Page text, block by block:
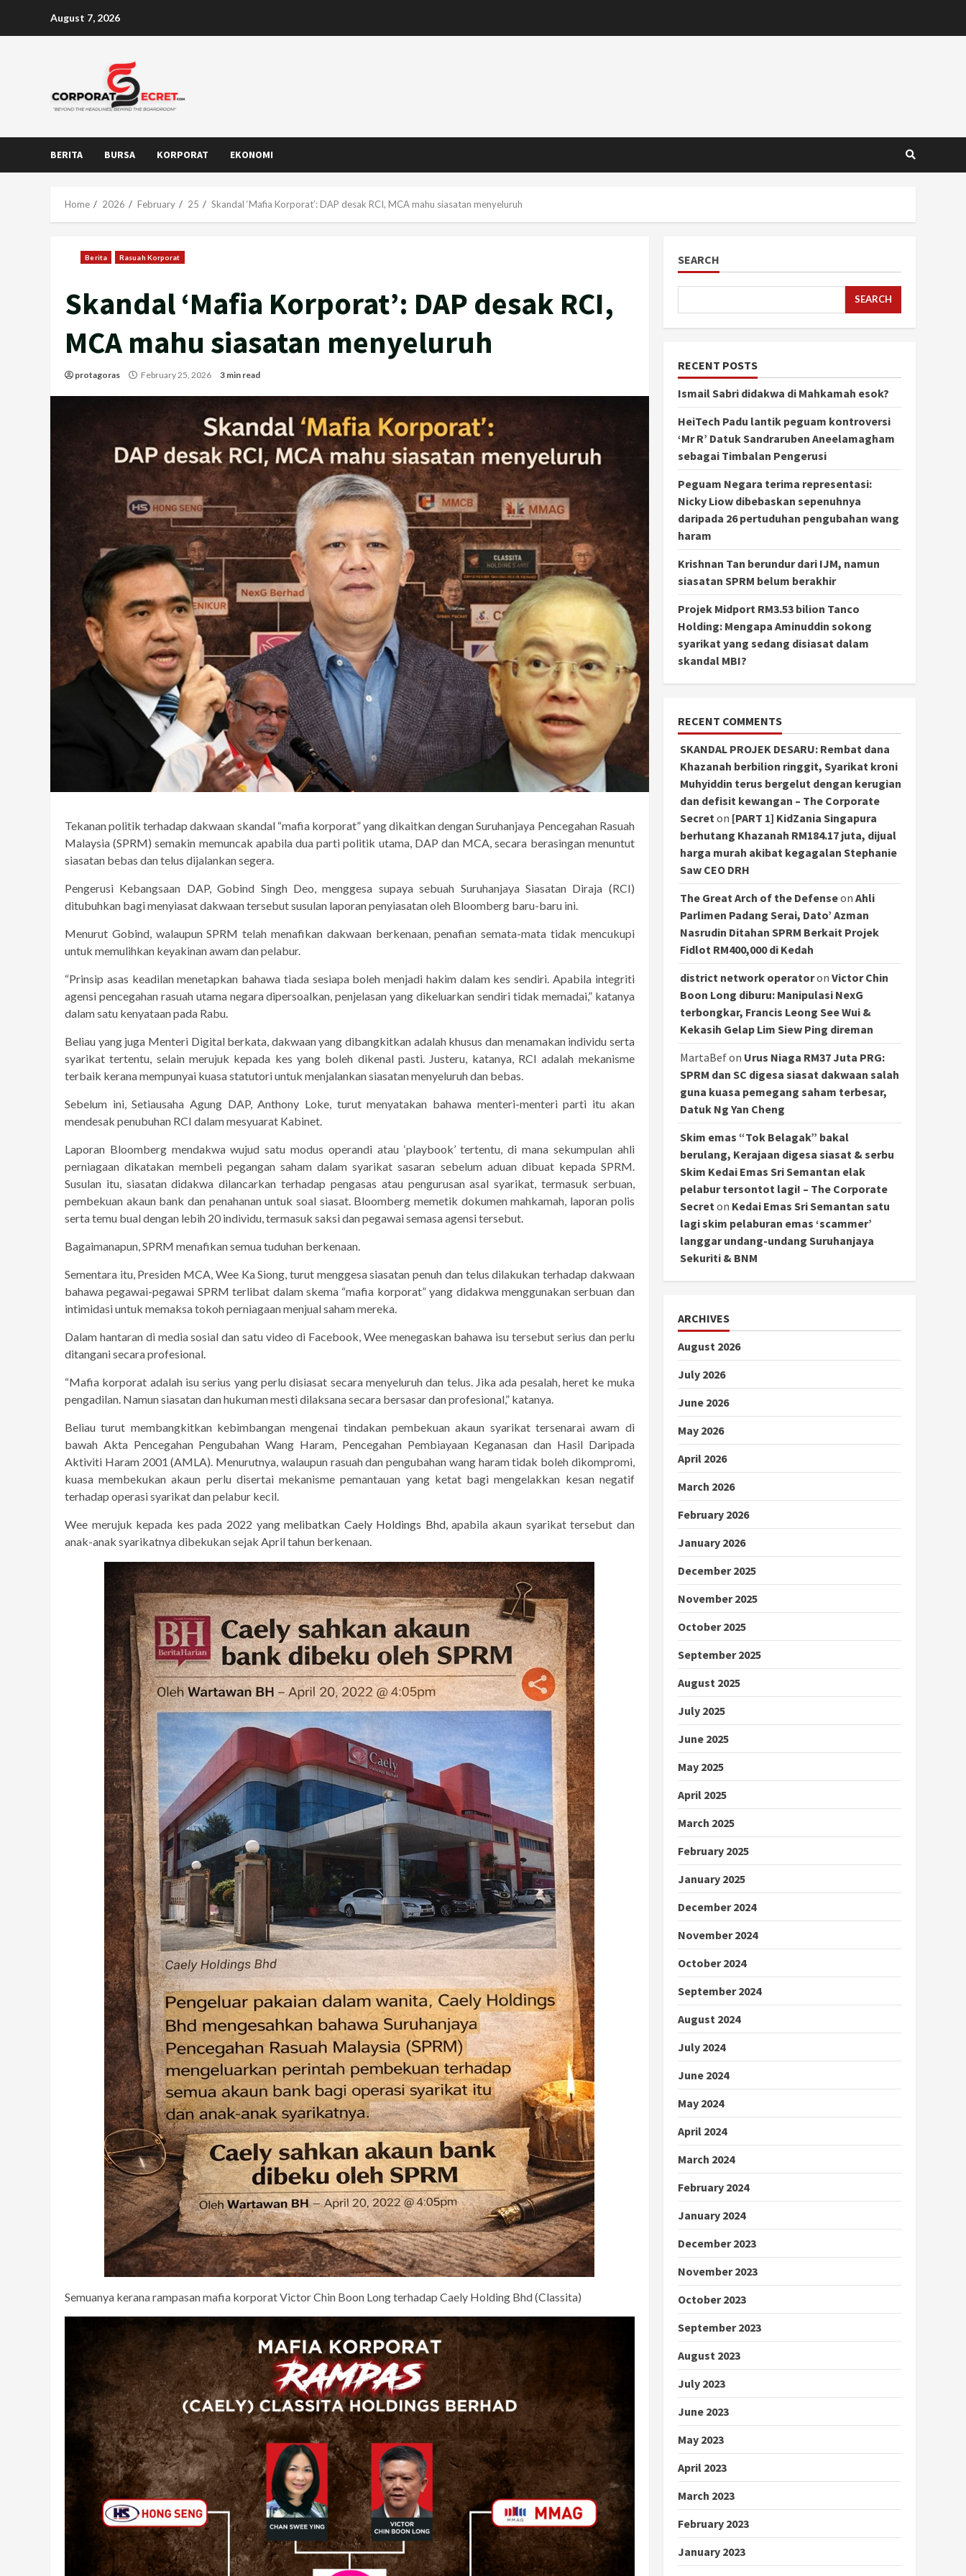
August 7, 2026
BERITA BURSA KORPORAT EKONOMI
Home 2026 February 25 Skandal ‘Mafia Korporat’: DAP desak RCI, MCA mahu siasatan menyeluruh
Berita Rasuah Korporat
Skandal ‘Mafia Korporat’: DAP desak RCI,
MCA mahu siasatan menyeluruh
protagoras February 25, 2026 3 min read
Tekanan politik terhadap dakwaan skandal “mafia korporat” yang dikaitkan dengan Suruhanjaya Pencegahan Rasuah
Malaysia (SPRM) semakin memuncak apabila dua parti politik utama, DAP dan MCA, secara berasingan menuntut
siasatan bebas dan telus dijalankan segera.
Pengerusi Kebangsaan DAP, Gobind Singh Deo, menggesa supaya sebuah Suruhanjaya Siasatan Diraja (RCI)
ditubuhkan bagi menyiasat dakwaan tersebut susulan laporan penyiasatan oleh Bloomberg baru-baru ini.
Menurut Gobind, walaupun SPRM telah menafikan dakwaan berkenaan, penafian semata-mata tidak mencukupi
untuk memulihkan keyakinan awam dan pelabur.
“Prinsip asas keadilan menetapkan bahawa tiada sesiapa boleh menjadi hakim dalam kes sendiri. Apabila integriti
agensi pencegahan rasuah utama negara dipersoalkan, penjelasan yang dikeluarkan sendiri tidak memadai,” katanya
dalam satu kenyataan pada Rabu.
Beliau yang juga Menteri Digital berkata, dakwaan yang dibangkitkan adalah khusus dan menamakan individu serta
syarikat tertentu, selain merujuk kepada kes yang boleh dikenal pasti. Justeru, katanya, RCI adalah mekanisme
terbaik kerana mempunyai kuasa statutori untuk menjalankan siasatan menyeluruh dan bebas.
Sebelum ini, Setiausaha Agung DAP, Anthony Loke, turut menyatakan bahawa menteri-menteri parti itu akan
mendesak penubuhan RCI dalam mesyuarat Kabinet.
Laporan Bloomberg mendakwa wujud satu modus operandi atau ‘playbook’ tertentu, di mana sekumpulan ahli
perniagaan dikatakan membeli pegangan saham dalam syarikat sasaran sebelum aduan dibuat kepada SPRM.
Susulan itu, siasatan didakwa dilancarkan terhadap pengasas atau pengurusan asal syarikat, termasuk serbuan,
pembekuan akaun bank dan penahanan untuk soal siasat. Bloomberg memetik dokumen mahkamah, laporan polis
serta temu bual dengan lebih 20 individu, termasuk saksi dan pegawai semasa agensi tersebut.
Bagaimanapun, SPRM menafikan semua tuduhan berkenaan.
Sementara itu, Presiden MCA, Wee Ka Siong, turut menggesa siasatan penuh dan telus dilakukan terhadap dakwaan
bahawa pegawai-pegawai SPRM terlibat dalam skema “mafia korporat” yang didakwa menggunakan serbuan dan
intimidasi untuk memaksa tokoh perniagaan menjual saham mereka.
Dalam hantaran di media sosial dan satu video di Facebook, Wee menegaskan bahawa isu tersebut serius dan perlu
ditangani secara profesional.
“Mafia korporat adalah isu serius yang perlu disiasat secara menyeluruh dan telus. Jika ada pesalah, heret ke muka
pengadilan. Namun siasatan dan hukuman mesti dilaksana secara bersasar dan profesional,” katanya.
Beliau turut membangkitkan kebimbangan mengenai tindakan pembekuan akaun syarikat tersenarai awam di
bawah Akta Pencegahan Pengubahan Wang Haram, Pencegahan Pembiayaan Keganasan dan Hasil Daripada
Aktiviti Haram 2001 (AMLA). Menurutnya, walaupun rasuah dan pengubahan wang haram tidak boleh dikompromi,
kuasa membekukan akaun perlu disertai mekanisme pemantauan yang ketat bagi mengelakkan kesan negatif
terhadap operasi syarikat dan pelabur kecil.
Wee merujuk kepada kes pada 2022 yangmelibatkan Caely Holdings Bhd,apabila akaun syarikat tersebut dan
anak-anak syarikatnya dibekukan sejak April tahun berkenaan.
Semuanya kerana rampasan mafia korporat Victor Chin Boon Long terhadap Caely Holding Bhd (Classita)
SEARCH
SEARCH
RECENT POSTS
Ismail Sabri didakwa di Mahkamah esok?
HeiTech Padu lantik peguam kontroversi
‘Mr R’ Datuk Sandraruben Aneelamagham
sebagai Timbalan Pengerusi
Peguam Negara terima representasi:
Nicky Liow dibebaskan sepenuhnya
daripada 26 pertuduhan pengubahan wang
haram
Krishnan Tan berundur dari IJM, namun
siasatan SPRM belum berakhir
Projek Midport RM3.53 bilion Tanco
Holding: Mengapa Aminuddin sokong
syarikat yang sedang disiasat dalam
skandal MBI?
RECENT COMMENTS
SKANDAL PROJEK DESARU: Rembat dana
Khazanah berbilion ringgit, Syarikat kroni
Muhyiddin terus bergelut dengan kerugian
dan defisit kewangan – The Corporate
Secret on [PART 1] KidZania Singapura
berhutang Khazanah RM184.17 juta, dijual
harga murah akibat kegagalan Stephanie
Saw CEO DRH
The Great Arch of the Defenseon Ahli
Parlimen Padang Serai, Dato’ Azman
Nasrudin Ditahan SPRM Berkait Projek
Fidlot RM400,000 di Kedah
district network operatoron Victor Chin
Boon Long diburu: Manipulasi NexG
terbongkar, Francis Leong See Wui &
Kekasih Gelap Lim Siew Ping direman
MartaBefon Urus Niaga RM37 Juta PRG:
SPRM dan SC digesa siasat dakwaan salah
guna kuasa pemegang saham terbesar,
Datuk Ng Yan Cheng
Skim emas “Tok Belagak” bakal
berulang, Kerajaan digesa siasat & serbu
Skim Kedai Emas Sri Semantan elak
pelabur tersontot lagi! – The Corporate
Secret on Kedai Emas Sri Semantan satu
lagi skim pelaburan emas ‘scammer’
langgar undang-undang Suruhanjaya
Sekuriti & BNM
ARCHIVES
August 2026
July 2026
June 2026
May 2026
April 2026
March 2026
February 2026
January 2026
December 2025
November 2025
October 2025
September 2025
August 2025
July 2025
June 2025
May 2025
April 2025
March 2025
February 2025
January 2025
December 2024
November 2024
October 2024
September 2024
August 2024
July 2024
June 2024
May 2024
April 2024
March 2024
February 2024
January 2024
December 2023
November 2023
October 2023
September 2023
August 2023
July 2023
June 2023
May 2023
April 2023
March 2023
February 2023
January 2023